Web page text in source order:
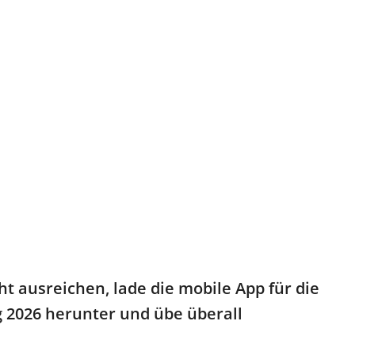
ausreichen, lade die mobile App für die
herunter und übe überall